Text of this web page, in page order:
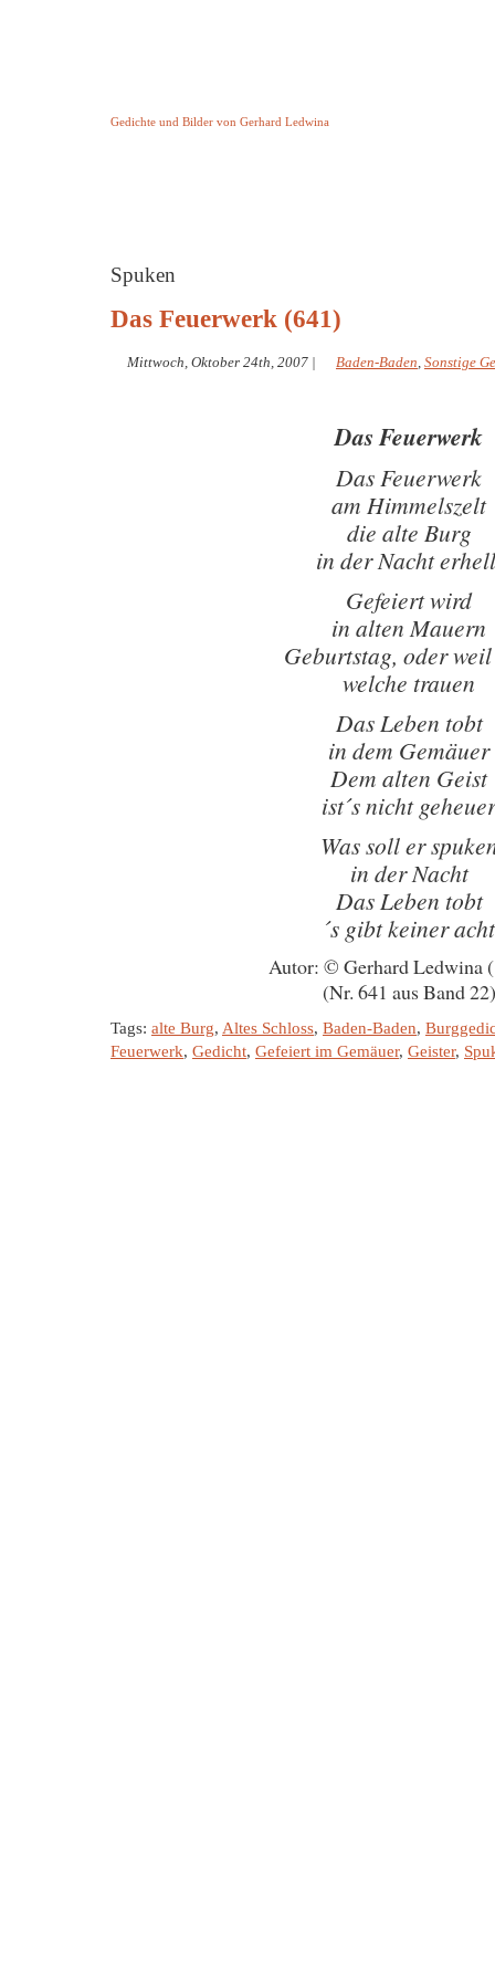
Gedichte und Bilder von Gerhard Ledwina
Spuken
Das Feuerwerk (641)
Mittwoch, Oktober 24th, 2007 | Baden-Baden, Sonstige
Das Feuerwerk
Das Feuerwerk
am Himmelszelt
die alte Burg
in der Nacht
Gefeiert wird
in alten Mauern
Geburtstag, oder
welche trauen
Das Leben tobt
in dem Gemäuer
Dem alten Geist
ist´s nicht geheuer
Was soll er
in der Nacht
Das Leben tobt
´s gibt keiner acht
Autor: © Gerhard Ledwina
(Nr. 641 aus Band 22)
Tags: alte Burg, Altes Schloss, Baden-Baden,
Feuerwerk, Gedicht, Gefeiert im Gemäuer, Geister,